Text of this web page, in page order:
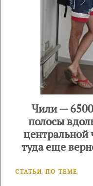
Чили —
полосы
туда еще
СТАТЬИ ПО ТЕМЕ